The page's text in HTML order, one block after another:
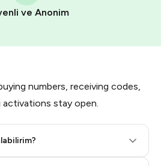
ve Anonim
numbers, receiving codes,
stay open.
Stars